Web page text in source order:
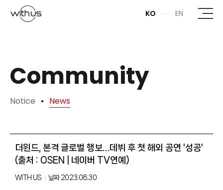
본문바로가기
KO EN
Community
Notice News
더윈드, 본격 글로벌 행보…데뷔 후 첫 해외 공연 '성공'
(출처 : OSEN | 네이버 TV연예)
WITH US 날짜2023.08.30